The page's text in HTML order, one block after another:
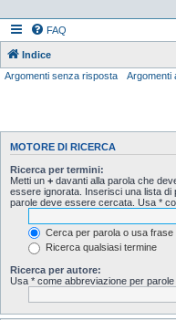
FAQ
Indice
Argomenti senza risposta
Argomenti
MOTORE DI RICERCA
Ricerca per termini:
Metti un + davanti alla parola che
essere ignorata. Inserisci una lista di
parole deve essere cercata. Usa *
Cerca per parola o usa frase
Ricerca qualsiasi termine
Ricerca per autore:
Usa * come abbreviazione per parole